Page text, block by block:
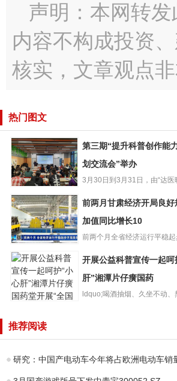
声明：本网转
内容不构成投资
核实，文章观点
热门图文
第三期“提升科普
创作能力与职业
规划交流会”举办
第三期“提升科普创作能
划交流会”举办
3月30日到3月31日，由“达医
前两月甘肃经济
开局良好规上工
业增加值同比增
长10
前两月甘肃经济开局良好
加值同比增长10
前两个月全省经济运行平稳
开展公益科普宣
传一起呵护“小心
药
开展公益科普宣传一起呵
肝”湘潭片仔癀国药
ldquo;喝酒抽烟、久坐不动
推荐阅读
研究：中国产电动车今年将占欧洲电动车销